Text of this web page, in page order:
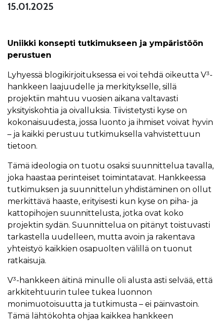
15.01.2025
Uniikki konsepti tutkimukseen ja ympäristöön
perustuen
Lyhyessä blogikirjoituksessa ei voi tehdä oikeutta V³-
hankkeen laajuudelle ja merkitykselle, sillä
projektiin mahtuu vuosien aikana valtavasti
yksityiskohtia ja oivalluksia. Tiivistetysti kyse on
kokonaisuudesta, jossa luonto ja ihmiset voivat hyvin
– ja kaikki perustuu tutkimuksella vahvistettuun
tietoon.
Tämä ideologia on tuotu osaksi suunnittelua tavalla,
joka haastaa perinteiset toimintatavat. Hankkeessa
tutkimuksen ja suunnittelun yhdistäminen on ollut
merkittävä haaste, erityisesti kun kyse on piha- ja
kattopihojen suunnittelusta, jotka ovat koko
projektin sydän. Suunnittelua on pitänyt toistuvasti
tarkastella uudelleen, mutta avoin ja rakentava
yhteistyö kaikkien osapuolten välillä on tuonut
ratkaisuja.
V³-hankkeen äitinä minulle oli alusta asti selvää, että
arkkitehtuurin tulee tukea luonnon
monimuotoisuutta ja tutkimusta – ei päinvastoin.
Tämä lähtökohta ohjaa kaikkea hankkeen